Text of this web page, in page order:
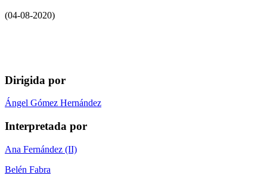
(04-08-2020)
Dirigida por
Ángel Gómez Hernández
Interpretada por
Ana Fernández (II)
Belén Fabra